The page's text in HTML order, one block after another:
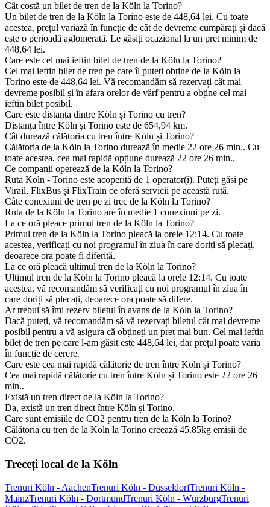
Cât costă un bilet de tren de la Köln la Torino?
Un bilet de tren de la Köln la Torino este de 448,64 lei. Cu toate
acestea, prețul variază în funcție de cât de devreme cumpărați și dacă
este o perioadă aglomerată. Le găsiți ocazional la un pret minim de
448,64 lei.
Care este cel mai ieftin bilet de tren de la Köln la Torino?
Cel mai ieftin bilet de tren pe care îl puteți obține de la Köln la
Torino este de 448,64 lei. Vă recomandăm să rezervați cât mai
devreme posibil și în afara orelor de vârf pentru a obține cel mai
ieftin bilet posibil.
Care este distanța dintre Köln și Torino cu tren?
Distanța între Köln și Torino este de 654,94 km.
Cât durează călătoria cu tren între Köln și Torino?
Călătoria de la Köln la Torino durează în medie 22 ore 26 min.. Cu
toate acestea, cea mai rapidă opțiune durează 22 ore 26 min..
Ce companii operează de la Köln la Torino?
Ruta Köln - Torino este acoperită de 1 operator(i). Puteți găsi pe
Virail, FlixBus și FlixTrain ce oferă servicii pe această rută.
Câte conexiuni de tren pe zi trec de la Köln la Torino?
Ruta de la Köln la Torino are în medie 1 conexiuni pe zi.
La ce oră pleace primul tren de la Köln la Torino?
Primul tren de la Köln la Torino pleacă la orele 12:14. Cu toate
acestea, verificați cu noi programul în ziua în care doriți să plecați,
deoarece ora poate fi diferită.
La ce oră pleacă ultimul tren de la Köln la Torino?
Ultimul tren de la Köln la Torino pleacă la orele 12:14. Cu toate
acestea, vă recomandăm să verificați cu noi programul în ziua în
care doriți să plecați, deoarece ora poate să difere.
Ar trebui să îmi rezerv biletul în avans de la Köln la Torino?
Dacă puteți, vă recomandăm să vă rezervați biletul cât mai devreme
posibil pentru a vă asigura că obțineți un preț mai bun. Cel mai ieftin
bilet de tren pe care l-am găsit este 448,64 lei, dar prețul poate varia
în funcție de cerere.
Care este cea mai rapidă călătorie de tren între Köln și Torino?
Cea mai rapidă călătorie cu tren între Köln și Torino este 22 ore 26
min..
Există un tren direct de la Köln la Torino?
Da, există un tren direct între Köln și Torino.
Care sunt emisiile de CO2 pentru tren de la Köln la Torino?
Călătoria cu tren de la Köln la Torino creează 45.85kg emisii de
CO2.
Treceți local de la Köln
Trenuri Köln - AachenTrenuri Köln - DüsseldorfTrenuri Köln -
MainzTrenuri Köln - DortmundTrenuri Köln - WürzburgTrenuri